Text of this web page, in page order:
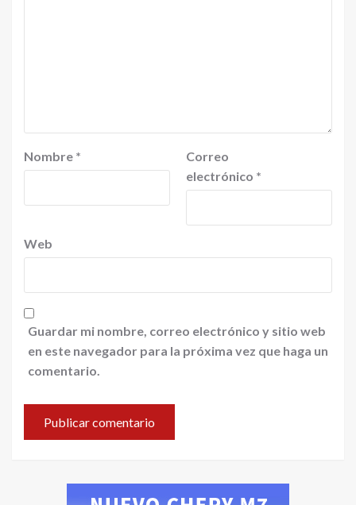
Nombre *
Correo
electrónico *
Web
Guardar mi nombre, correo electrónico y sitio web
en este navegador para la próxima vez que haga un
comentario.